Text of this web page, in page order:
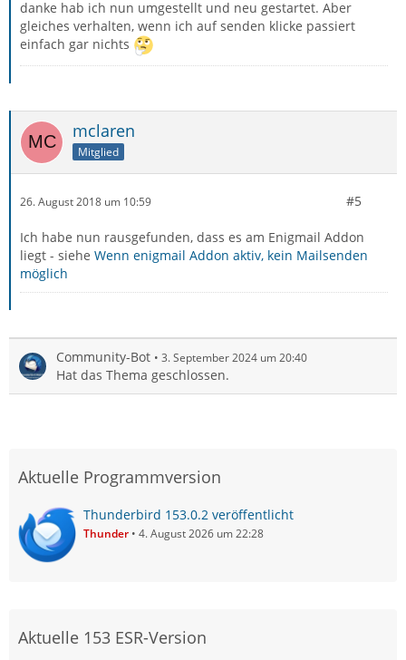
danke hab ich nun umgestellt und neu gestartet. Aber
gleiches verhalten, wenn ich auf senden klicke passiert
einfach gar nichts
mclaren
Mitglied
26. August 2018 um 10:59 #5
Ich habe nun rausgefunden, dass es am Enigmail Addon
liegt - siehe Wenn enigmail Addon aktiv, kein Mailsenden
möglich
Community-Bot 3. September 2024 um 20:40
Hat das Thema geschlossen.
Aktuelle Programmversion
Thunderbird 153.0.2 veröffentlicht
Thunder 4. August 2026 um 22:28
Aktuelle 153 ESR-Version